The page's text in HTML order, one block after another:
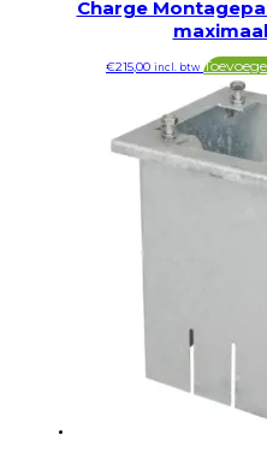
Charge
€215,00 incl. btw